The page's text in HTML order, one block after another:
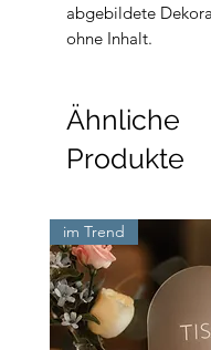
abgebildete
ohne Inhalt.
Ähnliche
Produkte
im Trend